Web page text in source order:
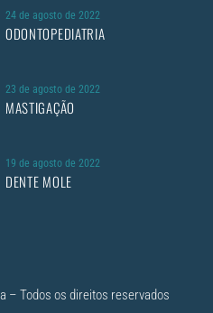
24 de agosto de 2022
ODONTOPEDIATRIA
23 de agosto de 2022
MASTIGAÇÃO
19 de agosto de 2022
DENTE MOLE
– Todos os direitos reservados